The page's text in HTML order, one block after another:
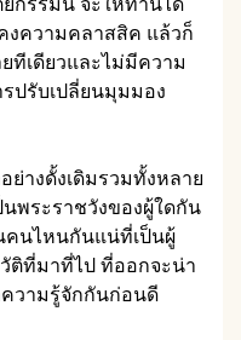
งความคลาสสิค แล้วก็
ทีเดียวและไม่มีความ
ปรับเปลี่ยนมุมมอง
ย่างดั้งเดิมรวมทั้งหลาย
พระราชวังของผู้ใดกัน
คนไหนกันแน่ที่เป็นผู้
ติที่มาที่ไป ที่ออกจะน่า
ความรู้จักกันก่อนดี